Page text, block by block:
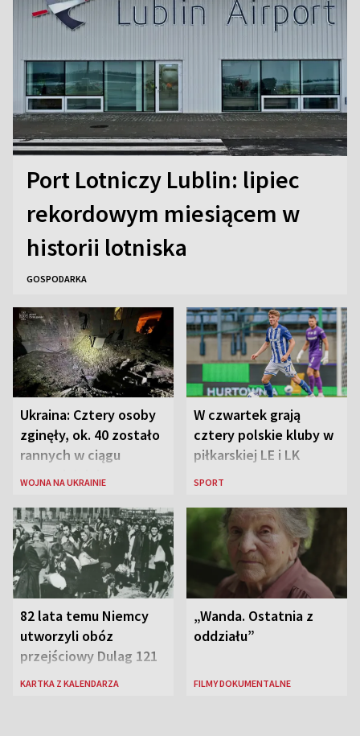
Port Lotniczy Lublin: lipiec
rekordowym miesiącem w
historii lotniska
GOSPODARKA
Ukraina: Cztery osoby
zginęły, ok. 40 zostało
rannych w ciągu
ostatniej doby w
WOJNA NA UKRAINIE
W czwartek grają
cztery polskie kluby w
piłkarskiej LE i LK
SPORT
82 lata temu Niemcy
utworzyli obóz
przejściowy Dulag 121
KARTKA Z KALENDARZA
„Wanda. Ostatnia z
oddziału”
FILMY DOKUMENTALNE